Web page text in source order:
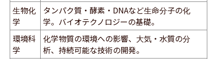
生物化
学
タンパク質・酵素・DNAなど生命分子の化
学。バイオテクノロジーの基礎。
環境科
学
化学物質の環境への影響、大気・水質の分
析、持続可能な技術の開発。